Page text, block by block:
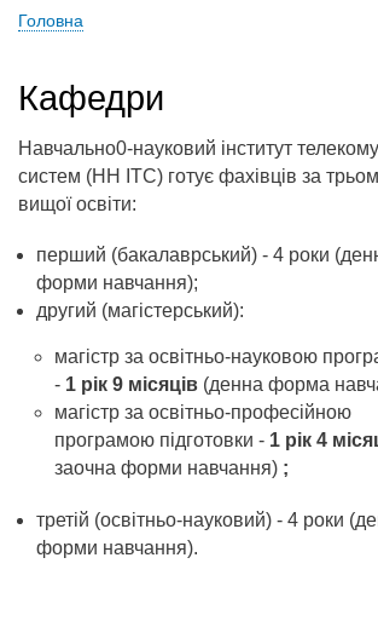
Головна
Кафедри
Навчально0-науковий інститут
систем (НН ІТС) готує фахівців за
вищої освіти:
перший (бакалаврський) - 4 роки
форми навчання);
другий (магістерський):
магістр за освітньо-науковою
- 1 рік 9 місяців (денна форма
магістр за освітньо-професійною
програмою підготовки - 1 рік 4
заочна форми навчання) ;
третій (освітньо-науковий) - 4 роки
форми навчання).